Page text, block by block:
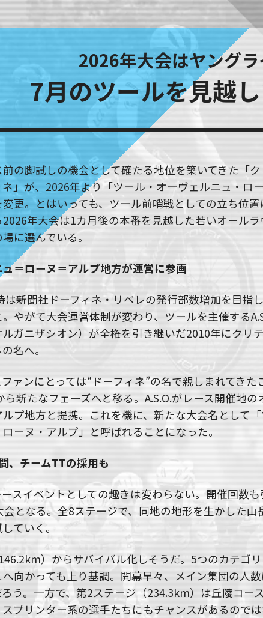
2026年大会はヤング
7月のツールを見越
の脚試しの機会として確たる地位を築いてきた「ク
」が、2026年より「ツール・オーヴェルニュ・ロ
更。とはいっても、ツール前哨戦としての立ち位置
年大会は1カ月後の本番を見越した若いオールラ
に選んでいる。
＝ローヌ＝アルプ地方が運営に参画
は新聞社ドーフィネ・リベレの発行部数増加を目指
やがて大会運営体制が変わり、ツールを主催する
ルガニザシオン）が全権を引き継いだ2010年にクリ
名へ。
ァンにとっては“ドーフィネ”の名で親しまれてきた
新たなフェーズへと移る。A.S.O.がレース開催地の
プ地方と提携。これを機に、新たな大会名として
ーヌ・アルプ」と呼ばれることになった。
、チームTTの採用も
スイベントとしての趣きは変わらない。開催回数も
となる。全8ステージで、同地の地形を生かした山
ていく。
）からサバイバル化しそうだ。5つのカテゴ
向かっても上り基調。開幕早々、メイン集団の人
う。一方で、第2ステージ（234.3km）は丘陵コー
プリンター系の選手たちにもチャンスがあるので